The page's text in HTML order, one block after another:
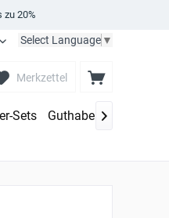
zu 20%
Select Language ▼
Merkzettel
Sets Guthaben aufladen
